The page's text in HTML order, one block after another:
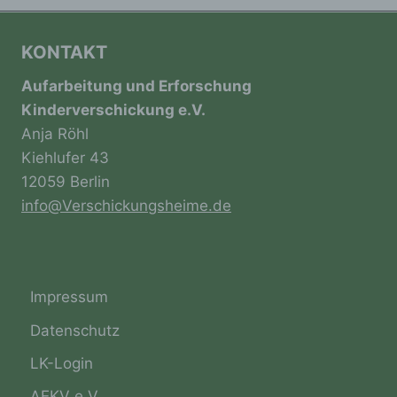
KONTAKT
Aufarbeitung und Erforschung
Kinderverschickung e.V.
Anja Röhl
Kiehlufer 43
12059 Berlin
info@Verschickungsheime.de
Impressum
Datenschutz
LK-Login
einer identifizierten oder identifizierbaren
g) Verantwortlicher oder für die
Verarbeitung Verantwortlicher
Verantwortlicher oder für die Verarbeitung
Verantwortlicher ist die natürliche oder
juristische Person, Behörde, Einrichtung
oder andere Stelle, die allein oder
durch das Unionsrecht oder das Recht der
Verantwortliche beziehungsweise können die
bestimmten Kriterien seiner Benennung nach
dem Unionsrecht oder dem Recht der
Mitgliedstaaten vorgesehen werden.